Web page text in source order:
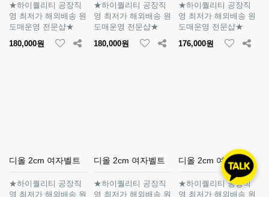
★하이퀄리티 공장직
영 최저가 해외배송 원
도매운영 전문샵★
180,000원
★하이퀄리티 공장직
영 최저가 해외배송 원
도매운영 전문샵★
180,000원
★하이퀄리티 공장직
영 최저가 해외배송 원
도매운영 전문샵★
176,000원
디올 2cm 여자벨트
★하이퀄리티 공장직
영 최저가 해외배송 원
디올 2cm 여자벨트
★하이퀄리티 공장직
영 최저가 해외배송 원
디올 2cm 여자벨트
★하이퀄리티 공장직
영 최저가 해외배송 원